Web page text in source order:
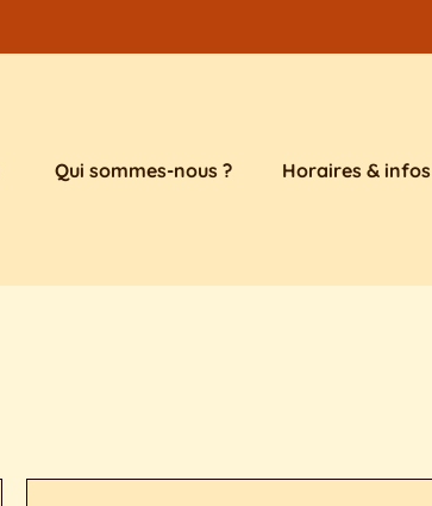
Qui sommes-nous ? Horaires & infos